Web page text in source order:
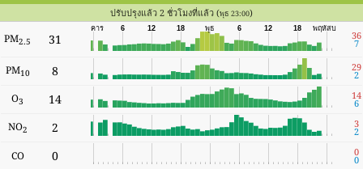
ปรับปรุงแล้ว 2 ชั่วโมงที่แล้ว (พุธ 23:00)
PM2.5 31
พฤหัสบดี
18
12
6
พุธ
18
12
6
อังคาร
36
7
PM10 8 29
2
O3 14 14
6
NO2 2 3
2
CO 0 0
0